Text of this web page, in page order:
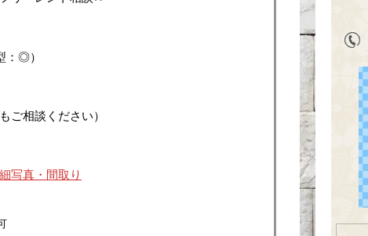
：◎）
ご相談ください）
写真・間取り